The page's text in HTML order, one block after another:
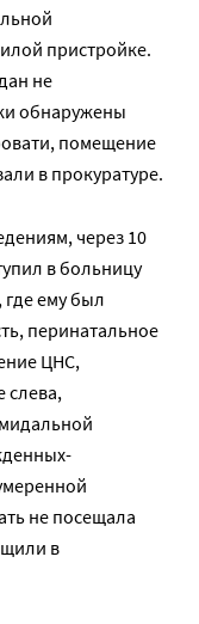
пристройке.
не
обнаружены
помещение
в прокуратуре.
через 10
в больницу
ему был
перинатальное
ЦНС,
слева,
не посещала
в